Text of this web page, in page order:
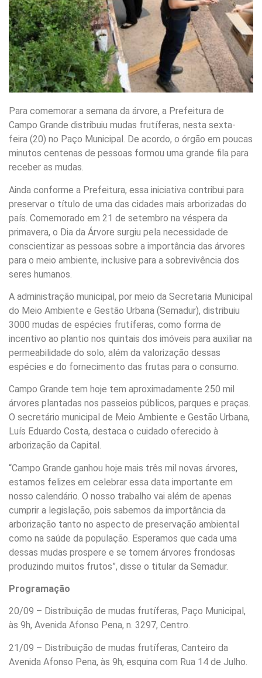
Para comemorar a semana da árvore, a Prefeitura de
Campo Grande distribuiu mudas frutíferas, nesta sexta-
feira (20) no Paço Municipal. De acordo, o órgão em poucas
minutos centenas de pessoas formou uma grande fila para
receber as mudas.
Ainda conforme a Prefeitura, essa iniciativa contribui para
preservar o título de uma das cidades mais arborizadas do
país. Comemorado em 21 de setembro na véspera da
primavera, o Dia da Árvore surgiu pela necessidade de
conscientizar as pessoas sobre a importância das árvores
para o meio ambiente, inclusive para a sobrevivência dos
seres humanos.
A administração municipal, por meio da Secretaria Municipal
do Meio Ambiente e Gestão Urbana (Semadur), distribuiu
3000 mudas de espécies frutíferas, como forma de
incentivo ao plantio nos quintais dos imóveis para auxiliar na
permeabilidade do solo, além da valorização dessas
espécies e do fornecimento das frutas para o consumo.
Campo Grande tem hoje tem aproximadamente 250 mil
árvores plantadas nos passeios públicos, parques e praças.
O secretário municipal de Meio Ambiente e Gestão Urbana,
Luís Eduardo Costa, destaca o cuidado oferecido à
arborização da Capital.
“Campo Grande ganhou hoje mais três mil novas árvores,
estamos felizes em celebrar essa data importante em
nosso calendário. O nosso trabalho vai além de apenas
cumprir a legislação, pois sabemos da importância da
arborização tanto no aspecto de preservação ambiental
como na saúde da população. Esperamos que cada uma
dessas mudas prospere e se tornem árvores frondosas
produzindo muitos frutos”, disse o titular da Semadur.
Programação
20/09 – Distribuição de mudas frutíferas, Paço Municipal,
às 9h, Avenida Afonso Pena, n. 3297, Centro.
21/09 – Distribuição de mudas frutíferas, Canteiro da
Avenida Afonso Pena, às 9h, esquina com Rua 14 de Julho.